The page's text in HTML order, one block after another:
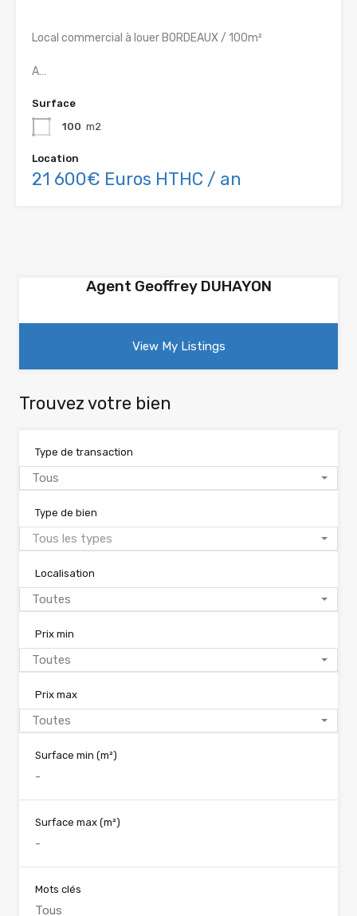
Local commercial à louer BORDEAUX / 100m²
A…
Surface
100 m2
Location
21 600€ Euros HTHC / an
Agent Geoffrey DUHAYON
View My Listings
Trouvez votre bien
Type de transaction
Tous
Type de bien
Tous les types
Localisation
Toutes
Prix min
Toutes
Prix max
Toutes
Surface min (m²)
Surface max (m²)
Mots clés